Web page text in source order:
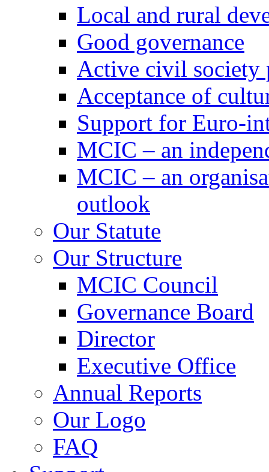
Local and rural
Good governance
Active civil society
Acceptance of
Support for Euro-
MCIC – an
MCIC – an
outlook
Our Statute
Our Structure
MCIC Council
Governance Board
Director
Executive Office
Annual Reports
Our Logo
FAQ